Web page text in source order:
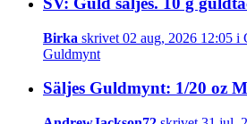
Birka skrivet 02 aug, 2026 12:05
Guldmynt
Säljes Guldmynt: 1/20 oz